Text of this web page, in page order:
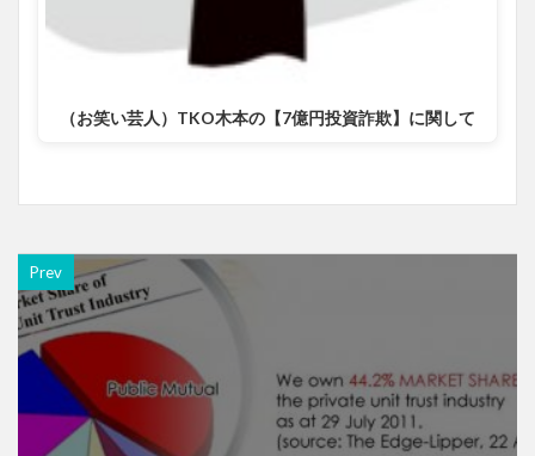
（お笑い芸人）TKO木本の【7億円投資詐欺】に関して
Prev